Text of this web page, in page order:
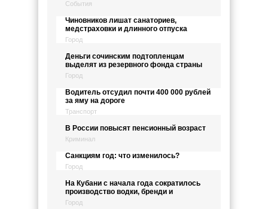
События
Чиновников лишат санаториев,
медстраховки и длинного отпуска
Город
Деньги сочинским подтопленцам
выделят из резервного фонда страны
Город
Водитель отсудил почти 400 000 рублей
за яму на дороге
Транспорт
В России повысят пенсионный возраст
Криминал
Санкциям год: что изменилось?
Город
На Кубани с начала года сократилось
производство водки, бренди и
Город